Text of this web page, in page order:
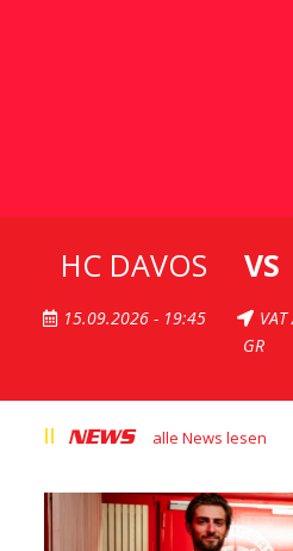
NEWS alle News lesen